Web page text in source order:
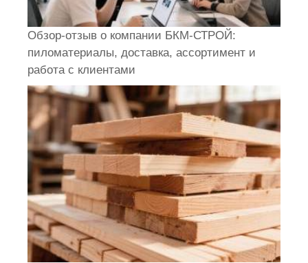
Обзор-отзыв о компании БКМ-СТРОЙ:
пиломатериалы, доставка, ассортимент и
работа с клиентами